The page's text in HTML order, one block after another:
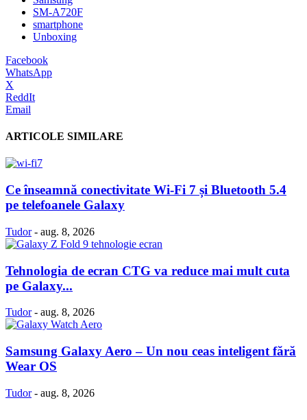
SM-A720F
smartphone
Unboxing
Facebook
WhatsApp
X
ReddIt
Email
ARTICOLE SIMILARE
Ce înseamnă conectivitate Wi-Fi 7 și Bluetooth 5.4
pe telefoanele Galaxy
Tudor - aug. 8, 2026
Tehnologia de ecran CTG va reduce mai mult cuta
pe Galaxy...
Tudor - aug. 8, 2026
Samsung Galaxy Aero – Un nou ceas inteligent fără
Wear OS
Tudor - aug. 8, 2026